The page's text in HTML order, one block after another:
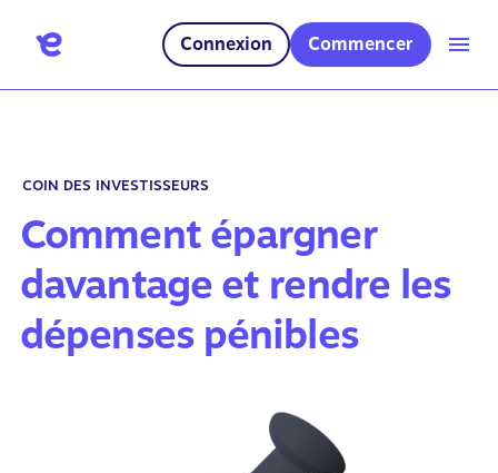
Connexion Commencer
COIN DES INVESTISSEURS
Comment épargner
davantage et rendre les
dépenses pénibles